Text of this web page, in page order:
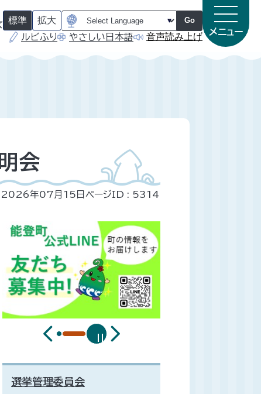
標準
（
期
拡大
（
期
Go
ルビふり やさしい日本語 音声読み上げ メニュー
会
2026年07月15日 ページID : 5314
選挙管理委員会